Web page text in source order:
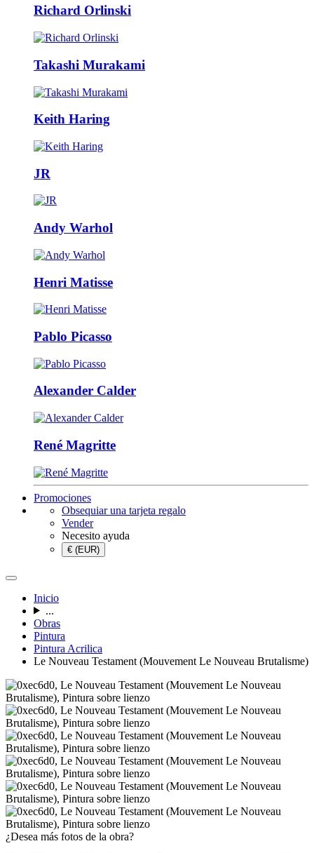
Richard Orlinski
Takashi Murakami
Keith Haring
JR
Andy Warhol
Henri Matisse
Pablo Picasso
Alexander Calder
René Magritte
Promociones
Obsequiar una tarjeta regalo
Vender
Necesito ayuda
€ (EUR)
Inicio
...
Obras
Pintura
Pintura Acrilica
Le Nouveau Testament (Mouvement Le Nouveau Brutalisme)
¿Desea más fotos de la obra?